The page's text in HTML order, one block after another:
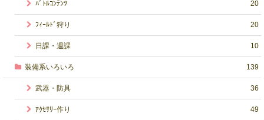
ﾊﾞﾄﾙｺﾝﾃﾝﾂ 20
ﾌｨｰﾙﾄﾞ狩り 20
日課・週課 10
装備系いろいろ 139
武器・防具 36
ｱｸｾｻﾘｰ作り 49